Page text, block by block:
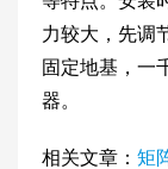
力较大，先调
固定地基，一
器。
相关文章： 矩